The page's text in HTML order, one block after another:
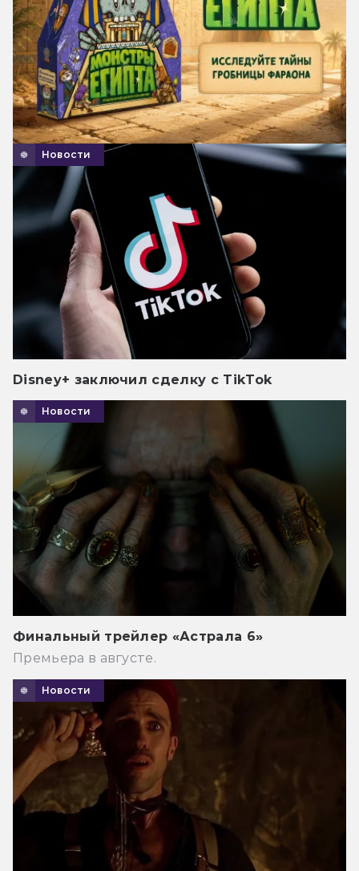
Новости
Disney+ заключил сделку с TikTok
Новости
Финальный трейлер «Астрала 6»
Премьера в августе.
Новости